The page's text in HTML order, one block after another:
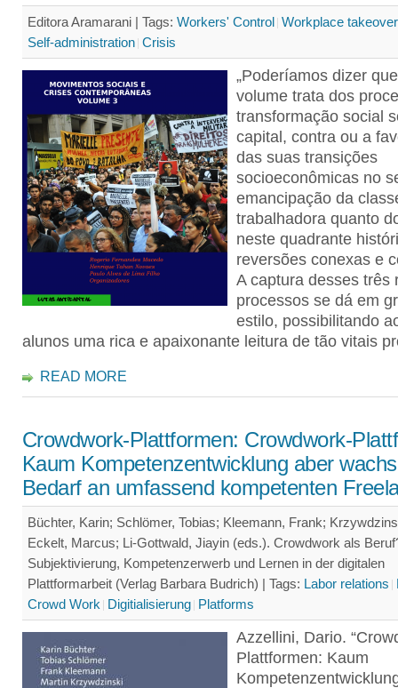
Editora Aramarani | Tags: Workers' Control Workplace
Self-administration Crisis
„Poderíamos dizer
volume trata dos
transformação social
capital, contra ou a
das suas transições
socioeconômicas no
emancipação da
trabalhadora quanto
neste quadrante
reversões conexas e
A captura desses três
processos se dá em
estilo, possibilitando
alunos uma rica e apaixonante leitura de tão vitais
READ MORE
Crowdwork-Plattformen: Crowdwork-
Kaum Kompetenzentwicklung aber
Bedarf an umfassend kompetenten
Büchter, Karin; Schlömer, Tobias; Kleemann, Frank;
Eckelt, Marcus; Li-Gottwald, Jiayin (eds.). Crowdwork als
Subjektivierung, Kompetenzerwerb und Lernen in der digitalen
Plattformarbeit (Verlag Barbara Budrich) | Tags: Labor relations
Crowd Work Digitialisierung Platforms
Azzellini, Dario.
Plattformen: Kaum